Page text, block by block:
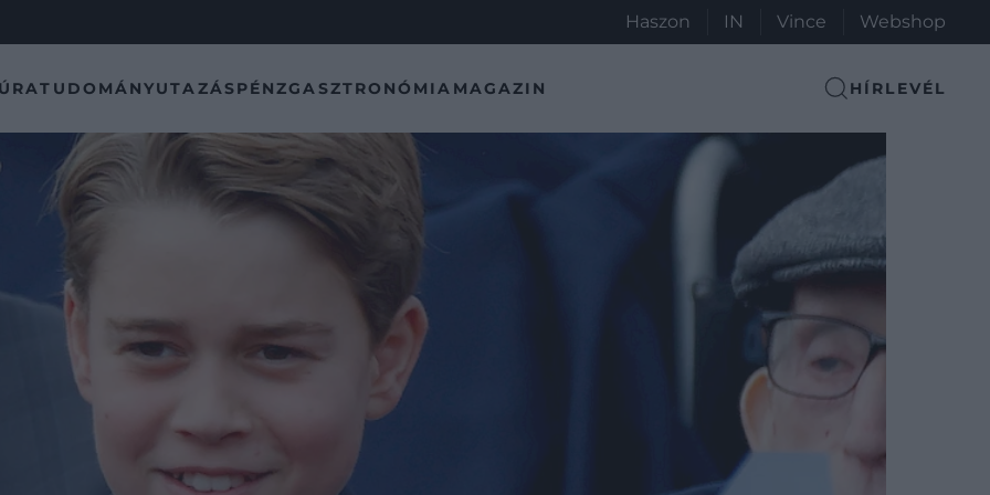
Haszon IN Vince Webshop
TUDOMÁNYUTAZÁSPÉNZGASZTRONÓMIA MAGAZIN HÍRLEVÉL